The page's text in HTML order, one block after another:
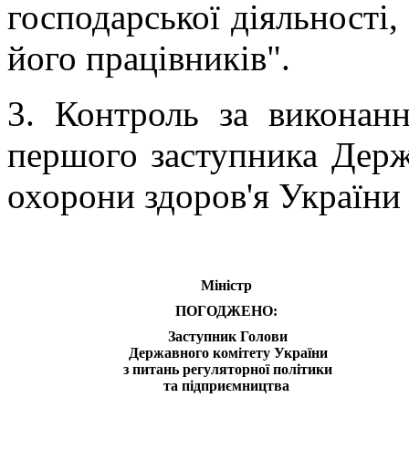
господарської
його працівників".
3. Контроль за
першого заступника
охорони здоров'я
Міністр
ПОГОДЖЕНО:
Заступник Голови
Державного комітету України
з питань регуляторної політики
та підприємництва